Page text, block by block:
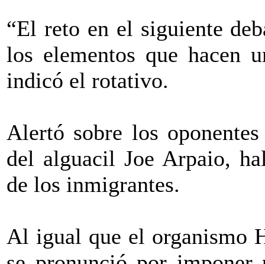
“El reto en el siguiente
los elementos que hacen
indicó el rotativo.
Alertó sobre los
del alguacil Joe Arpaio,
de los inmigrantes.
Al igual que el organismo